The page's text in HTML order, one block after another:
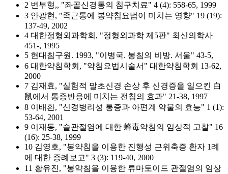
2 변부형,, "좌골신경통의 침구치료" 4 (4): 558-65, 1999
3 안광현, "족근통에 봉약침요법이 미치는 영향" 19 (19):
137-49, 2002
4 대한정형외과학회, "정형외과학 제5판" 최신의학사
451-, 1995
5 현대침구원. 1993, "이병국. 봉침의 비방. 서울" 43-5,
6 대한약침학회, "약침요법시술서" 대한약침학회 13-62,
2000
7 김재효, "실험적 말초신경 손상 후 신경증을 일으킨 白
鼠에서 통증반응에 미치는 전침의 효과" 21-38, 1997
8 이배환, "신경병리성 통증과 아편계 약물의 효능" 1 (1):
53-64, 2001
9 이재동, "슬관절염에 대한 蜂毒약침의 임상적 고찰" 16
(16): 25-38, 1999
10 김영호, "봉약침을 이용한 진행성 근위축증 환자 1례
에 대한 증례보고" 3 (3): 119-40, 2000
11 황유진, "봉약침을 이용한 류마토이드 관절염의 임상